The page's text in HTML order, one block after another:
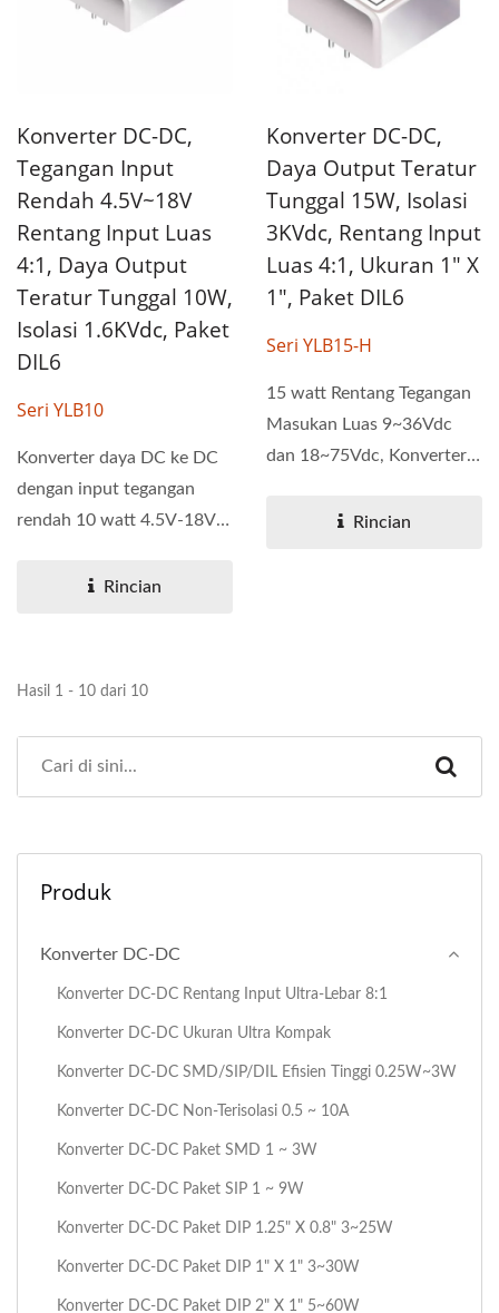
Konverter DC-DC,
Tegangan Input
Rendah 4.5V~18V
Rentang Input Luas
4:1, Daya Output
Teratur Tunggal 10W,
Isolasi 1.6KVdc, Paket
DIL6
Seri YLB10
Konverter daya DC ke DC
dengan input tegangan
rendah 10 watt 4.5V-18V
Rincian
Konverter DC-DC,
Daya Output Teratur
Tunggal 15W, Isolasi
3KVdc, Rentang Input
Luas 4:1, Ukuran 1" X
1", Paket DIL6
Seri YLB15-H
15 watt Rentang Tegangan
Masukan Luas 9~36Vdc
dan 18~75Vdc, Konverter
Rincian
Hasil 1 - 10 dari 10
Produk
Konverter DC-DC
Konverter DC-DC Rentang Input Ultra-Lebar 8:1
Konverter DC-DC Ukuran Ultra Kompak
Konverter DC-DC SMD/SIP/DIL Efisien Tinggi 0.25W~3W
Konverter DC-DC Non-Terisolasi 0.5 ~ 10A
Konverter DC-DC Paket SMD 1 ~ 3W
Konverter DC-DC Paket SIP 1 ~ 9W
Konverter DC-DC Paket DIP 1.25" X 0.8" 3~25W
Konverter DC-DC Paket DIP 1" X 1" 3~30W
Konverter DC-DC Paket DIP 2" X 1" 5~60W